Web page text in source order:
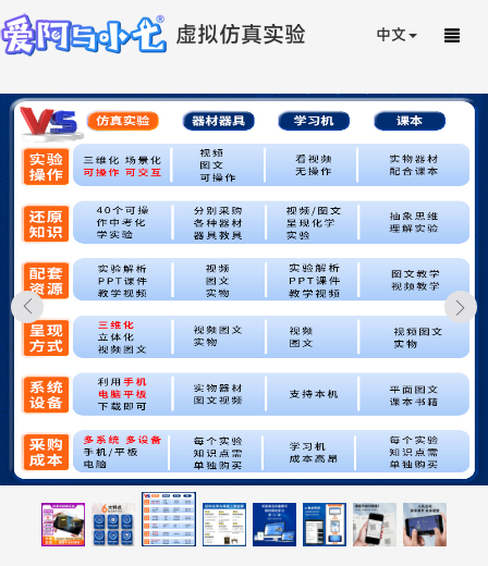
虚拟仿真实验 中文